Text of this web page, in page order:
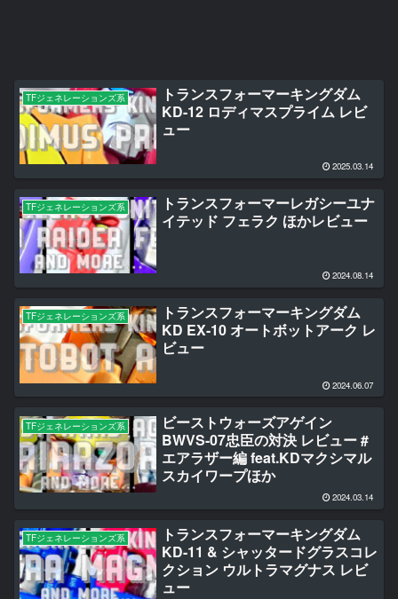
TFジェネレーションズ系
トランスフォーマーキングダム
KD-12 ロディマスプライム レビ
ュー
2025.03.14
TFジェネレーションズ系
トランスフォーマーレガシーユナ
イテッド フェラク ほかレビュー
2024.08.14
TFジェネレーションズ系
トランスフォーマーキングダム
KD EX-10 オートボットアーク レ
ビュー
2024.06.07
TFジェネレーションズ系
ビーストウォーズアゲイン
BWVS-07忠臣の対決 レビュー #
エアラザー編 feat.KDマクシマル
スカイワープほか
2024.03.14
TFジェネレーションズ系
トランスフォーマーキングダム
KD-11 & シャッタードグラスコレ
クション ウルトラマグナス レビ
ュー